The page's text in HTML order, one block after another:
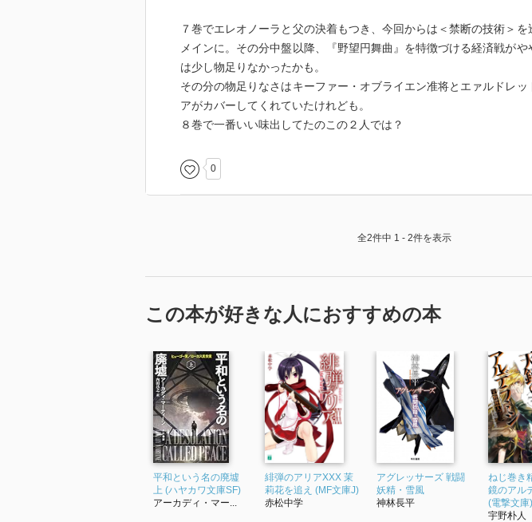
７巻でエレオノーラと父の決着もつき、今回からは＜禁断の技術＞を
メインに。その分中盤以降、『野望円舞曲』を特徴づける経済戦が
は少し物足りなかったかも。
その分の物足りなさはキーファー・オブライエン准将とエァルドレ
アがカバーしてくれていたけれども。
８巻で一番いい味出してたのこの２人では？
0
全2件中 1 - 2件を表示
この本が好きな人におすすめの本
平和という名の廃墟
上 (ハヤカワ文庫SF)
アーカディ・マー...
緋弾のアリアXXX 茉
莉花を追え (MF文庫J)
赤松中学
アグレッサーズ 戦闘
妖精・雪風
神林長平
ねじ巻き
鏡のアル
(電撃文庫)
宇野朴人